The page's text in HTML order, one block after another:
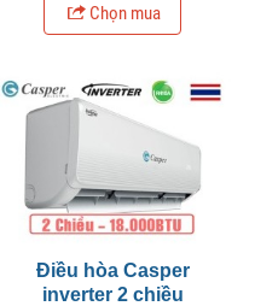
Chọn mua
Điều hòa Casper
inverter 2 chiều